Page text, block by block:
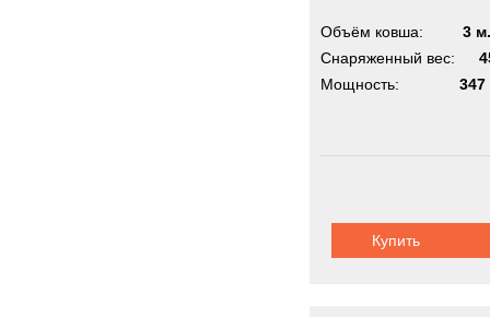
Объём ковша:
3
Снаряженный вес:
Мощность:
347
Купить